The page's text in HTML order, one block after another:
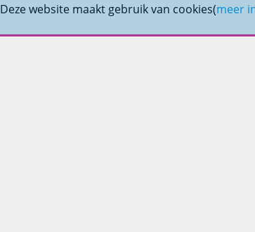
Deze website maakt gebruik van cookies(meer